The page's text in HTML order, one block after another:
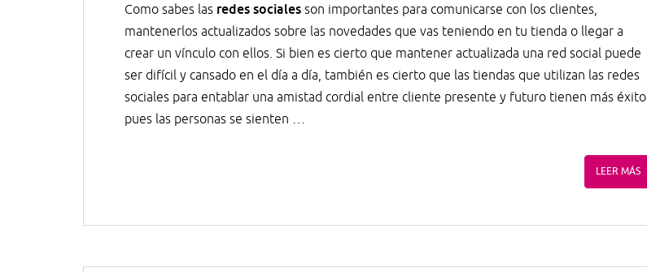
Como sabes las redes sociales son importantes para comunicarse con los clientes,
mantenerlos actualizados sobre las novedades que vas teniendo en tu tienda o llegar a
crear un vínculo con ellos. Si bien es cierto que mantener actualizada una red social puede
ser difícil y cansado en el día a día, también es cierto que las tiendas que utilizan las redes
sociales para entablar una amistad cordial entre cliente presente y futuro tienen más éxito
pues las personas se sienten …
LEER MÁS